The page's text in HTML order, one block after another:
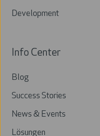
Development
Info Center
Blog
Success Stories
News & Events
Lösungen